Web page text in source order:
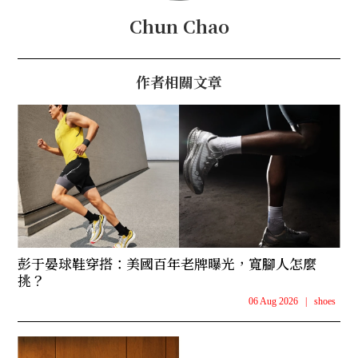
Chun Chao
作者相關文章
彭于晏球鞋穿搭：美國百年老牌曝光，寬腳人怎麼
挑？
06 Aug 2026 shoes